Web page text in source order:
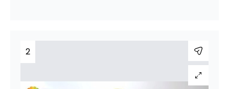
2